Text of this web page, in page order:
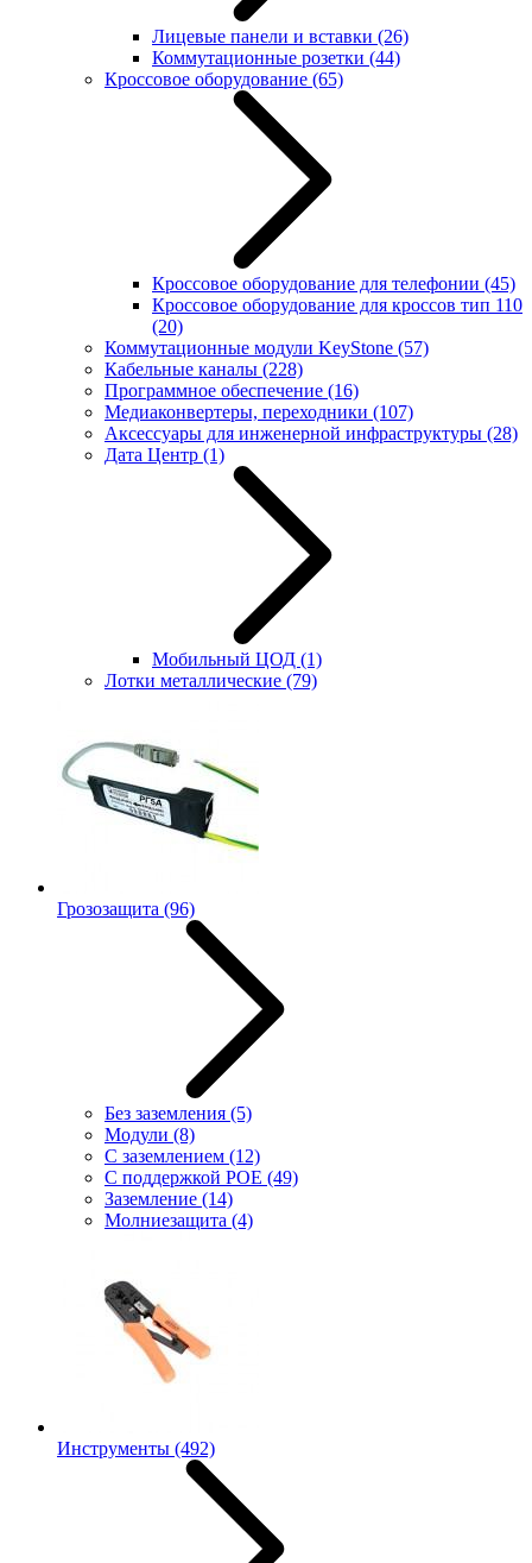
Лицевые панели и вставки (26)
Коммутационные розетки (44)
Кроссовое оборудование (65)
Кроссовое оборудование для телефонии (45)
Кроссовое оборудование для кроссов тип 110
(20)
Коммутационные модули KeyStone (57)
Кабельные каналы (228)
Программное обеспечение (16)
Медиаконвертеры, переходники (107)
Аксессуары для инженерной инфраструктуры (28)
Дата Центр (1)
Мобильный ЦОД (1)
Лотки металлические (79)
Грозозащита (96)
Без заземления (5)
Модули (8)
С заземлением (12)
С поддержкой POE (49)
Заземление (14)
Молниезащита (4)
Инструменты (492)